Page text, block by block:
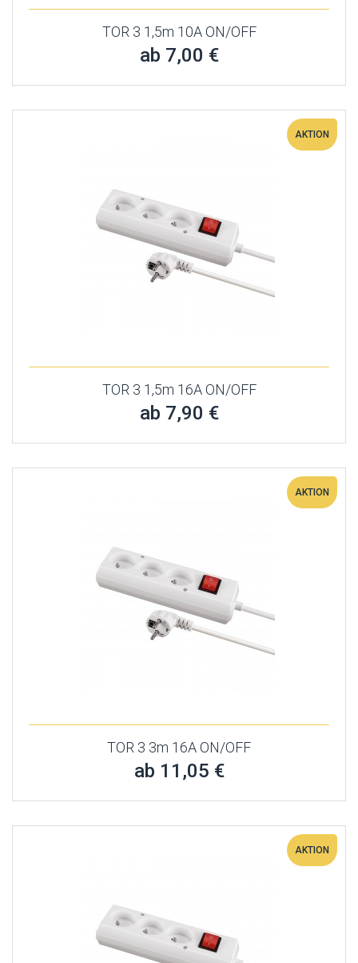
TOR 3 1,5m 10A ON/OFF
ab 7,00 €
AKTION
TOR 3 1,5m 16A ON/OFF
ab 7,90 €
AKTION
TOR 3 3m 16A ON/OFF
ab 11,05 €
AKTION